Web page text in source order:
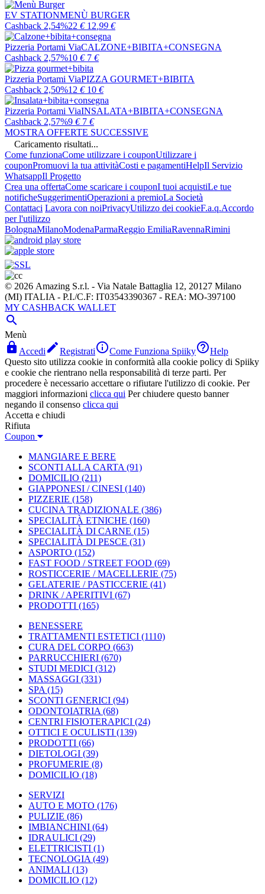
EV STATIONMENÙ BURGER
Cashback 2,54%22 € 12 ,99 €
Pizzeria Portami ViaCALZONE+BIBITA+CONSEGNA
Cashback 2,57%10 € 7 €
Pizzeria Portami ViaPIZZA GOURMET+BIBITA
Cashback 2,50%12 € 10 €
Pizzeria Portami ViaINSALATA+BIBITA+CONSEGNA
Cashback 2,57%9 € 7 €
MOSTRA OFFERTE SUCCESSIVE
Caricamento risultati...
Come funzionaCome utilizzare i couponUtilizzare i
couponPromuovi la tua attivitàCosti e pagamentiHelpIl Servizio
WhatsappIl Progetto
Crea una offertaCome scaricare i couponI tuoi acquistiLe tue
notificheSuggerimentiOperazioni a premioLa Società
Contattaci Lavora con noiPrivacyUtilizzo dei cookieF.a.q.Accordo
per l'utilizzo
BolognaMilanoModenaParmaReggio EmiliaRavennaRimini
© 2026 Amazing S.r.l. - Via Natale Battaglia 12, 20127 Milano
(MI) ITALIA - P.I./C.F: IT03543390367 - REA: MO-397100
MY CASHBACK WALLET

Menù
 Accedi RegistratiCome Funziona SpiikyHelp
Questo sito utilizza cookie in conformità alla cookie policy di Spiiky
e cookie che rientrano nella responsabilità di terze parti. Per
procedere è necessario accettare o rifiutare l'utilizzo di cookie. Per
maggiori informazioni clicca qui Per chiudere questo banner
negando il consenso clicca qui
Accetta e chiudi
Rifiuta
Coupon
MANGIARE E BERE
SCONTI ALLA CARTA (91)
DOMICILIO (211)
GIAPPONESI / CINESI (140)
PIZZERIE (158)
CUCINA TRADIZIONALE (386)
SPECIALITÀ ETNICHE (160)
SPECIALITÀ DI CARNE (15)
SPECIALITÀ DI PESCE (31)
ASPORTO (152)
FAST FOOD / STREET FOOD (69)
ROSTICCERIE / MACELLERIE (75)
GELATERIE / PASTICCERIE (41)
DRINK / APERITIVI (67)
PRODOTTI (165)
BENESSERE
TRATTAMENTI ESTETICI (1110)
CURA DEL CORPO (663)
PARRUCCHIERI (670)
STUDI MEDICI (312)
MASSAGGI (331)
SPA (15)
SCONTI GENERICI (94)
ODONTOIATRIA (68)
CENTRI FISIOTERAPICI (24)
OTTICI E OCULISTI (139)
PRODOTTI (66)
DIETOLOGI (39)
PROFUMERIE (8)
DOMICILIO (18)
SERVIZI
AUTO E MOTO (176)
PULIZIE (86)
IMBIANCHINI (64)
IDRAULICI (29)
ELETTRICISTI (1)
TECNOLOGIA (49)
ANIMALI (13)
DOMICILIO (12)